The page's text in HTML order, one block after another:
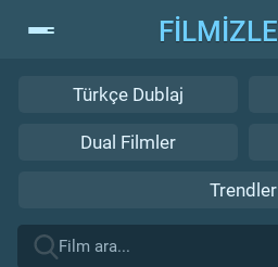
FİLMİZLE
Türkçe Dublaj
Dual Filmler
Trendler